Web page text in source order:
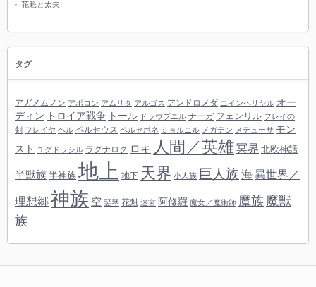
花魁と太夫
タグ
アガメムノン アポロン アムリタ アルゴス アンドロメダ エインヘリヤル オー
ディン トロイア戦争 トール ドラウプニル ナーガ フェンリル フレイの
剣 フレイヤ ヘル ペルセウス ペルセポネ ミョルニル メガテン メデューサ モン
スト
ユグドラシル ラグナロク ロキ 人間／英雄冥界 北欧神話
半獣族 半神族 地上 地下 天界 小人族 巨人族 海異世界／
理想郷神族 空 竪琴 花魁 迷宮 阿修羅 魔女／魔術師 魔族 魔獣
族